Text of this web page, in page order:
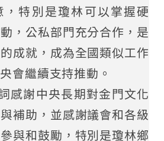
，特別是瓊林可以掌握硬
，公私部門充分合作，是
成就，成為全國類似工作
會繼續支持推動。
感謝中央長期對金門文化
補助，並感謝議會和各級
與和鼓勵，特別是瓊林鄉